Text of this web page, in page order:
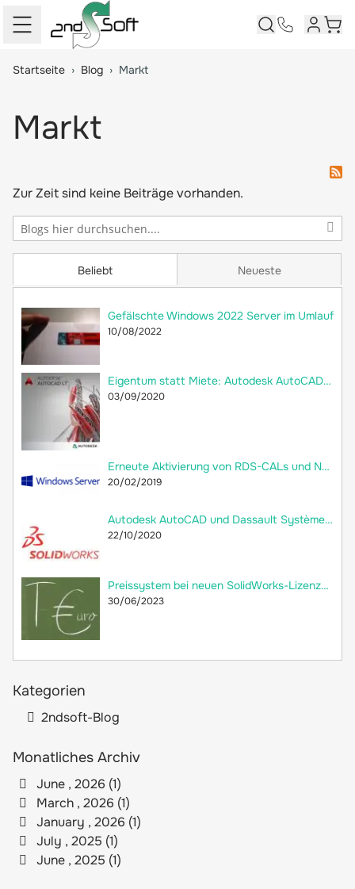
Startseite › Blog › Markt
Markt
Beliebt
Gefälschte Windows 2022 Server im Umlauf
10/08/2022
Eigentum statt Miete: Autodesk AutoCAD LT 2018 jetzt als Dauerlizenz bei 2ndsoft kaufen!
03/09/2020
Erneute Aktivierung von RDS-CALs und Neuerstellung der Remotedesktop-Lizenzdatenbank
20/02/2019
Autodesk AutoCAD und Dassault Systèmes SolidWorks: Welche Unterschiede gibt es?
22/10/2020
Preissystem bei neuen SolidWorks-Lizenzen: versteckte Preiserhöhung
30/06/2023
Neueste
Kategorien
2ndsoft-Blog
Monatliches Archiv
June , 2026 (1)
March , 2026 (1)
January , 2026 (1)
July , 2025 (1)
June , 2025 (1)
Zur Zeit sind keine Beiträge vorhanden.